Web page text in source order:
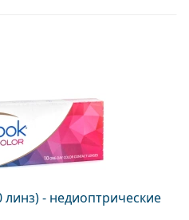
линз) - недиоптрические